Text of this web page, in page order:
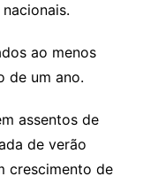
ao menos
de um ano.
assentos de
de verão
crescimento de